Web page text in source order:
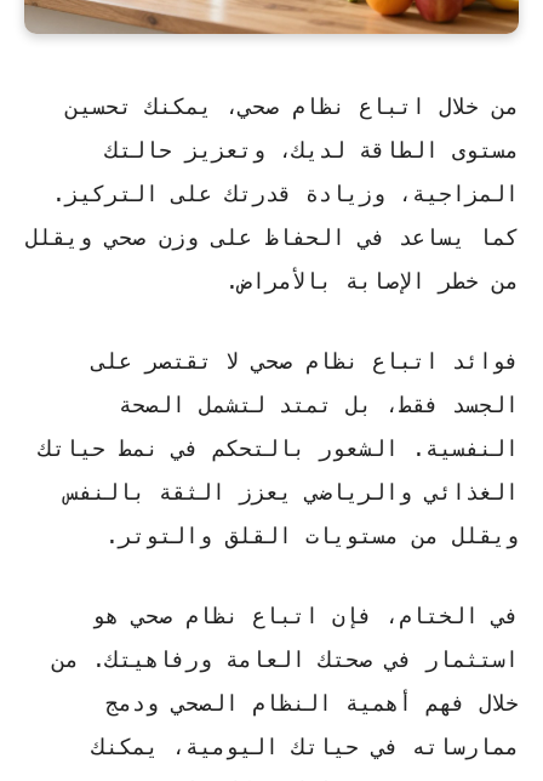
من خلال اتباع نظام صحي، يمكنك تحسين
مستوى الطاقة لديك، وتعزيز حالتك
المزاجية، وزيادة قدرتك على التركيز.
كما يساعد في الحفاظ على وزن صحي ويقلل
من خطر الإصابة بالأمراض.
فوائد اتباع نظام صحيلا تقتصر على
الجسد فقط، بل تمتد لتشمل الصحة
النفسية. الشعور بالتحكم في نمط حياتك
الغذائي والرياضي يعزز الثقة بالنفس
ويقلل من مستويات القلق والتوتر.
في الختام، فإن اتباع نظام صحيهو
استثمار في صحتك العامة ورفاهيتك. من
خلال فهم أهمية النظام الصحي ودمج
ممارساته في حياتك اليومية، يمكنك